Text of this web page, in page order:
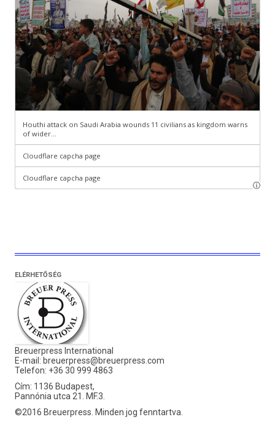
ELÉRHETŐSÉG
Breuerpress International
E-mail: breuerpress@breuerpress.com
Telefon: +36 30 999 4863
Cím: 1136 Budapest,
Pannónia utca 21. MF.3.
©2016 Breuerpress. Minden jog fenntartva.